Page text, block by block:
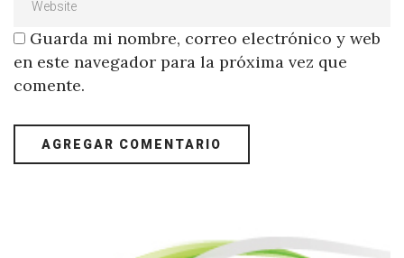
Guarda mi nombre, correo electrónico y web
en este navegador para la próxima vez que
comente.